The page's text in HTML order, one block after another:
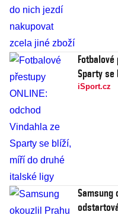
Fotbalové
Sparty
iSport.cz
Samsung